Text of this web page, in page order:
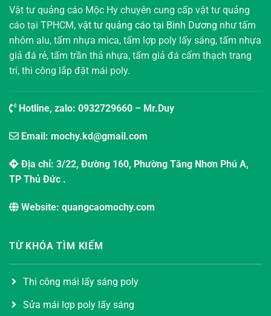
Vật tư quảng cáo Mộc Hy chuyên cung cấp vật tư quảng
cáo tại TPHCM, vật tư quảng cáo tại Bình Dương như tấm
nhôm alu, tấm nhựa mica, tấm lợp poly lấy sáng, tấm nhựa
giả đá rẻ, tấm trần thả nhựa, tấm giả đá cẩm thạch trang
trí, thi công lắp đặt mái poly.
Hotline, zalo: 0932729660 – Mr.Duy
Email: mochy.kd@gmail.com
Địa chỉ: 3/22, Đường 160, Phường Tăng Nhơn Phú A,
TP Thủ Đức .
Website: quangcaomochy.com
TỪ KHÓA TÌM KIẾM
Thi công mái lấy sáng poly
Sửa mái lợp poly lấy sáng